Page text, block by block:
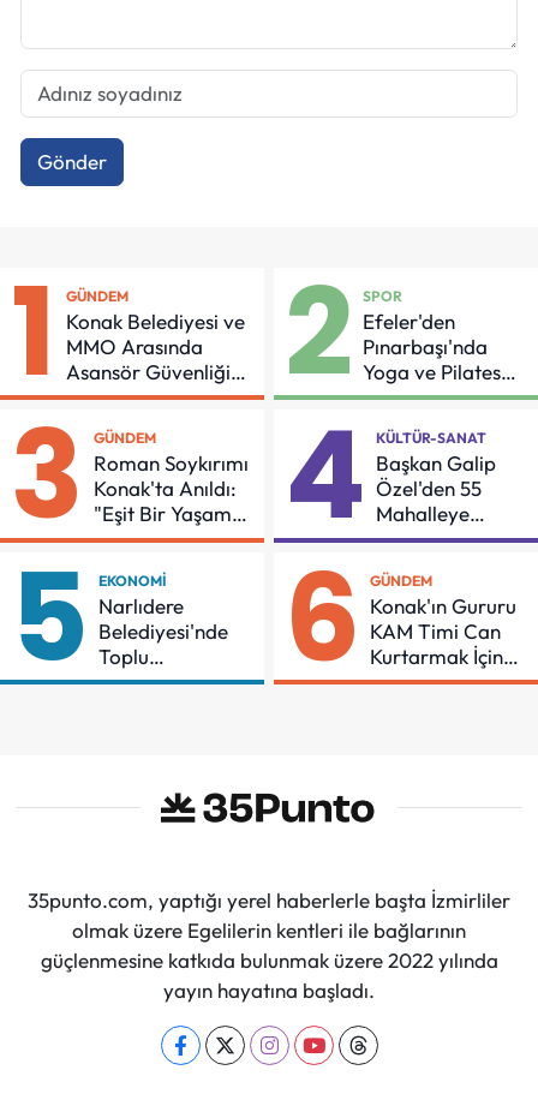
Gönder
1 GÜNDEM
Konak Belediyesi ve
MMO Arasında
Asansör Güvenliği
İçin Önemli Protokol
2 SPOR
Efeler'den
Pınarbaşı'nda
Yoga ve Pilates
Buluşması
3 GÜNDEM
Roman Soykırımı
Konak'ta Anıldı:
"Eşit Bir Yaşam
İçin Mücadeleyi
4 KÜLTÜR-SANAT
Başkan Galip
Özel'den 55
Mahalleye
Çocuk Şenliği
5 EKONOMI
Narlıdere
Belediyesi'nde
Toplu
Sözleşmeye
6 GÜNDEM
Konak'ın Gururu
KAM Timi Can
Kurtarmak İçin
Demir Aldı
35punto.com, yaptığı yerel haberlerle başta İzmirliler
olmak üzere Egelilerin kentleri ile bağlarının
güçlenmesine katkıda bulunmak üzere 2022 yılında
yayın hayatına başladı.